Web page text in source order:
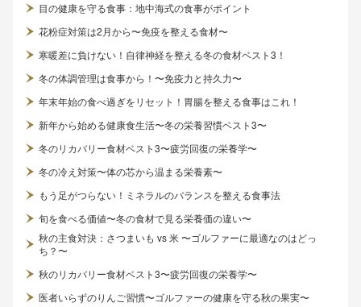
目の健康を守る食事：地中海式の食事がポイント
花粉症対策は2月から〜免疫を整える食材〜
寒暖差に負けない！自律神経を整える冬の食材ベスト3！
冬の体調管理は食事から！〜免疫力と持久力〜
年末年始の食べ過ぎをリセット！胃腸を整える食事はこれ！
新年から始める健康食生活〜冬の栄養習慣ベスト3〜
冬のリカバリー食材ベスト3〜疲労回復の栄養学〜
冬の冷え対策〜体の芯から温まる栄養素〜
もう足がつらない！ミネラルのバランスを整える食事法
旬を食べる価値〜冬の食材で見る栄養価の違い〜
秋の主食対決：さつまいも vs 米 〜ゴルファーに最適なのはどっ
ち？〜
秋のリカバリー食材ベスト3〜疲労回復の栄養学〜
医者いらずのりんご習慣〜ゴルファーの健康を守る秋の果実〜